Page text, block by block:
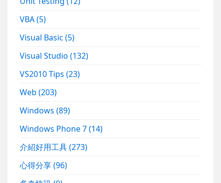
VBA(5)
Visual Basic(5)
Visual Studio(132)
VS2010 Tips(23)
Web(203)
Windows(89)
Windows Phone 7(14)
介紹好用工具(273)
心得分享(96)